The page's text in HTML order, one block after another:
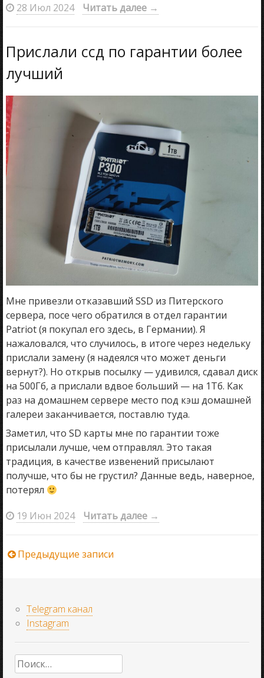
28 Июл 2024
Читать далее →
Прислали ссд по гарантии более
лучший
Мне привезли отказавший SSD из Питерского
сервера, посе чего обратился в отдел гарантии
Patriot (я покупал его здесь, в Германии). Я
нажаловался, что случилось, в итоге через недельку
прислали замену (я надеялся что может деньги
вернут?). Но открыв посылку — удивился, сдавал диск
на 500Гб, а прислали вдвое больший — на 1Тб. Как
раз на домашнем сервере место под кэш домашней
галереи заканчивается, поставлю туда.
Заметил, что SD карты мне по гарантии тоже
присылали лучше, чем отправлял. Это такая
традиция, в качестве извенений присылают
получше, что бы не грустил? Данные ведь, наверное,
потерял
19 Июн 2024
Читать далее →
Навигация
записям
Предыдущие записи
Telegram канал
Instagram
Найти: